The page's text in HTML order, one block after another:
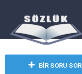
BİR SORU SOR